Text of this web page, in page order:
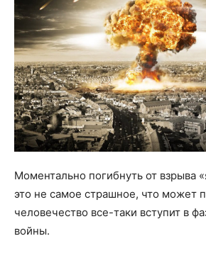
Моментально погибнуть от взрыва
это не самое страшное, что может
человечество все-таки вступит в
войны.